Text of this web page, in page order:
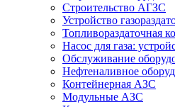
Строительство АГЗС
Устройство
Топливораздаточная
Насос для газа:
Обслуживание
Нефтеналивное
Контейнерная АЗС
Модульные АЗС